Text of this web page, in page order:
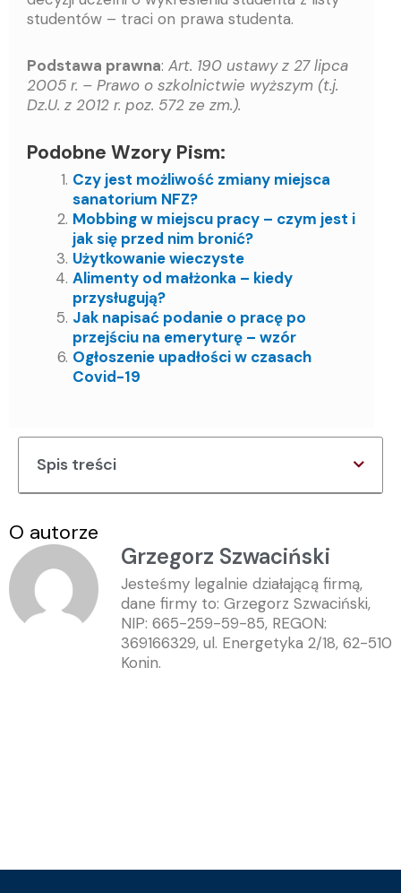
studentów – traci on prawa studenta.
Podstawa prawna: Art. 190 ustawy z 27 lipca
2005 r. – Prawo o szkolnictwie wyższym (t.j.
Dz.U. z 2012 r. poz. 572 ze zm.).
Podobne Wzory Pism:
Czy jest możliwość zmiany miejsca
sanatorium NFZ?
Mobbing w miejscu pracy – czym jest i
jak się przed nim bronić?
Użytkowanie wieczyste
Alimenty od małżonka – kiedy
przysługują?
Jak napisać podanie o pracę po
przejściu na emeryturę – wzór
Ogłoszenie upadłości w czasach
Covid-19
Spis treści
O autorze
Grzegorz Szwaciński
Jesteśmy legalnie działającą firmą,
dane firmy to: Grzegorz Szwaciński,
NIP: 665-259-59-85, REGON:
369166329, ul. Energetyka 2/18, 62-510
Konin.